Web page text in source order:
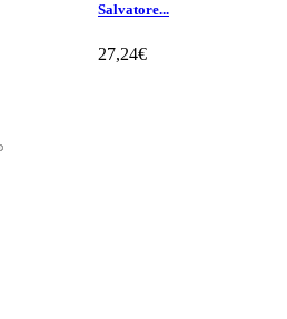
Salvatore...
27,24€